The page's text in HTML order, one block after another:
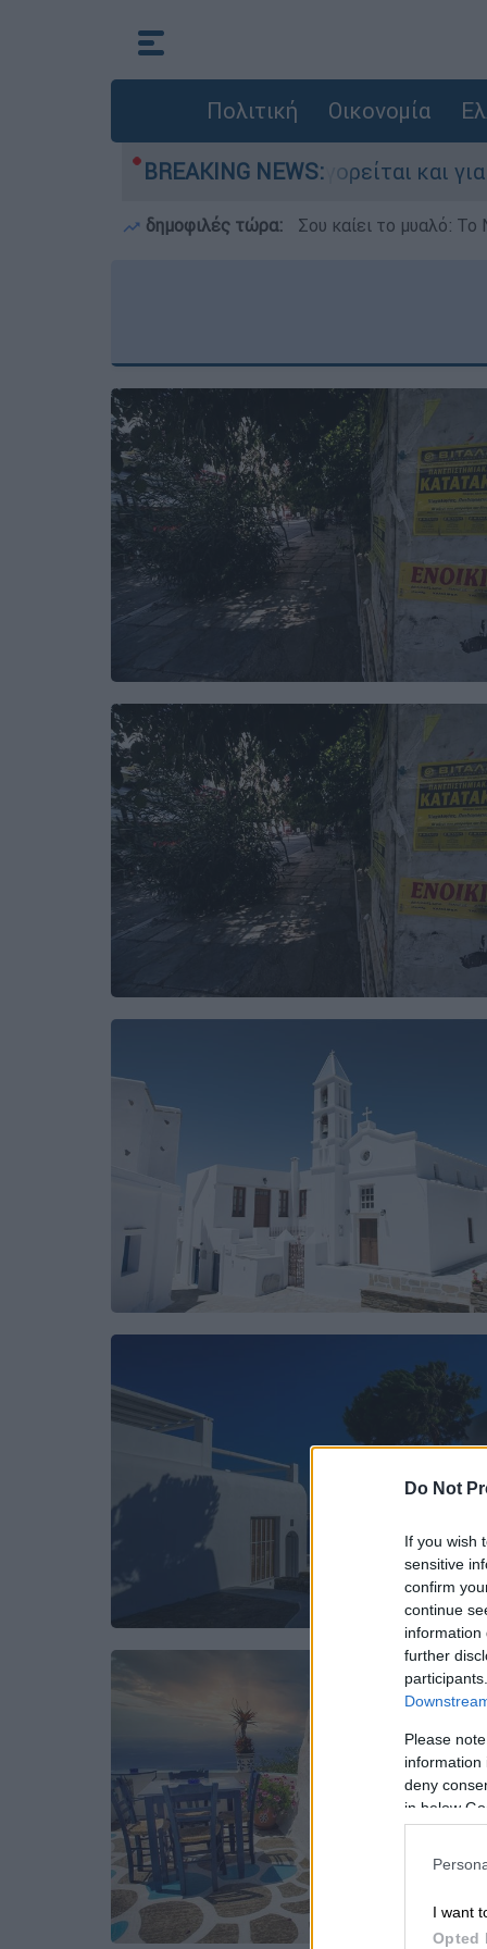
Do Not
If you wish
sensitive
confirm
continue
information
further
Please
information
deny
in below
I want
Opted
Πολιτική Οικονομία
BREAKING NEWS:
- Κατηγορείται και για την εκτέλεση
δημοφιλές τώρα: Σου καίει το μυαλό: